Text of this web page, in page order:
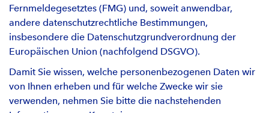
Fernmeldegesetztes (FMG) und, soweit anwendbar,
andere datenschutzrechtliche Bestimmungen,
insbesondere die Datenschutzgrundverordnung der
Europäischen Union (nachfolgend DSGVO).
Damit Sie wissen, welche personenbezogenen Daten wir
von Ihnen erheben und für welche Zwecke wir sie
verwenden, nehmen Sie bitte die nachstehenden